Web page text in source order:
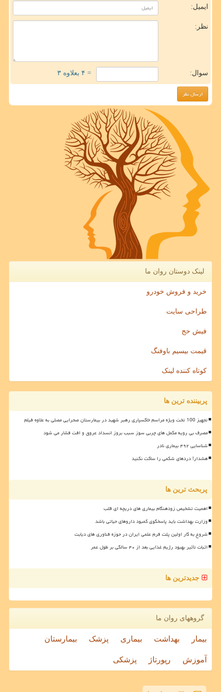
ایمیل:
نظر:
سوال: = ۴ بعلاوه ۳
لینک دوستان روان ما
خرید و فروش خودرو
طراحی سایت
فیش حج
قیمت بیسیم باوفنگ
کوتاه کننده لینک
پربیننده ترین ها
تجهیز 100 تخت ویژه مراسم خاکسپاری رهبر شهید در بیمارستان صحرایی مصلی به علاوه فیلم
مصرف بی رویه مکمل های چربی سوز سبب بروز انسداد عروق و افت فشار می شود
شناسایی ۴۹۲ بیماری نادر
هشدار! دردهای شکمی را ساکت نکنید
پربحث ترین ها
اهمیت تشخیص زودهنگام بیماری های دریچه ای قلب
وزارت بهداشت باید پاسخگوی کمبود داروهای حیاتی باشد
شروع به کار اولین پلت فرم علمی ایران در حوزه فناوری های دیابت
اثبات تأثیر بهبود رژیم غذایی بعد از ۴۰ سالگی بر طول عمر
جدیدترین ها
گروههای روان ما
بیمار بهداشت بیماری پزشک بیمارستان
آموزش رپورتاژ پزشکی